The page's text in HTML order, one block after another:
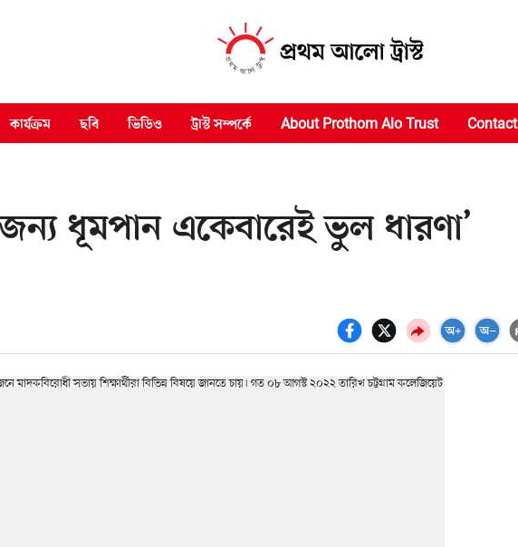
কার্যক্রম ছবি ভিডিও ট্রাস্ট সম্পর্কে About Prothom Alo Trust Contact
জন্য ধূমপান একেবারেই ভুল ধারণা’